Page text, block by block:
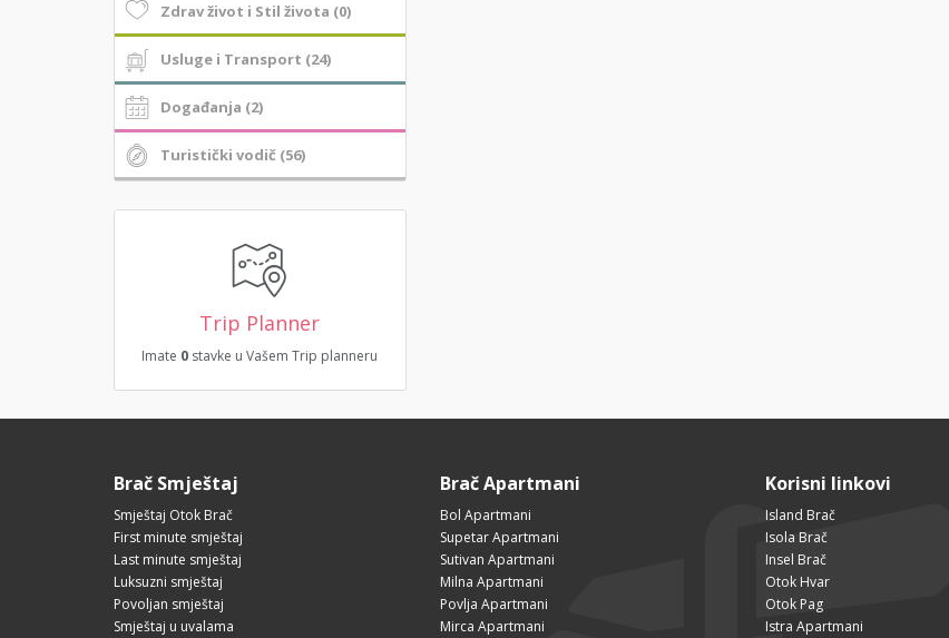
Zdrav život i Stil života (0)
Usluge i Transport (24)
Događanja (2)
Turistički vodič (56)
Trip Planner
Imate 0 stavke u Vašem Trip planneru
Brač Smještaj
Smještaj Otok Brač
First minute smještaj
Last minute smještaj
Luksuzni smještaj
Povoljan smještaj
Smještaj u uvalama
Brač Apartmani
Bol Apartmani
Supetar Apartmani
Sutivan Apartmani
Milna Apartmani
Povlja Apartmani
Mirca Apartmani
Korisni linkovi
Island Brač
Isola Brač
Insel Brač
Otok Hvar
Otok Pag
Istra Apartmani